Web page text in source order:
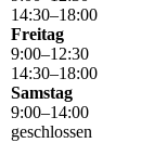
14:30–18:00
Freitag
9:00–12:30
14:30–18:00
Samstag
9:00–14:00
geschlossen